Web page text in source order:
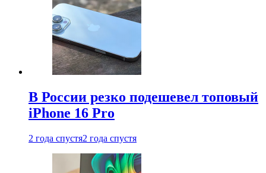
В России резко подешевел топовый
iPhone 16 Pro
2 года спустя2 года спустя